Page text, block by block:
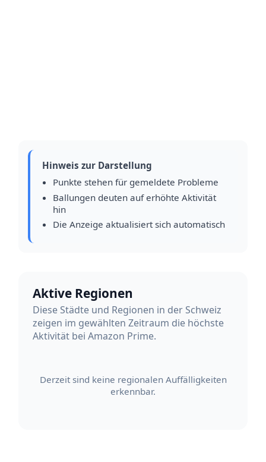
Hinweis zur Darstellung
Punkte stehen für gemeldete Probleme
Ballungen deuten auf erhöhte Aktivität
hin
Die Anzeige aktualisiert sich automatisch
Aktive Regionen
Diese Städte und Regionen in der Schweiz
zeigen im gewählten Zeitraum die höchste
Aktivität bei Amazon Prime.
Derzeit sind keine regionalen Auffälligkeiten
erkennbar.